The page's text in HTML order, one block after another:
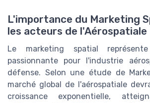
L'importance du Marketing
les acteurs de l'Aérospatiale
Le marketing spatial
passionnante pour l'industrie
défense. Selon une étude de
marché global de l'aérospatiale
croissance exponentielle,